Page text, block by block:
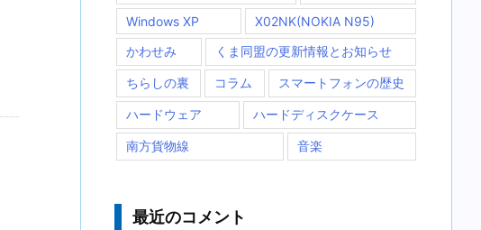
Windows XP
X02NK(NOKIA N95)
かわせみ
くま同盟の更新情報とお知らせ
ちらしの裏 コラム スマートフォンの歴史
ハードウェア ハードディスクケース
南方貨物線 音楽
最近のコメント